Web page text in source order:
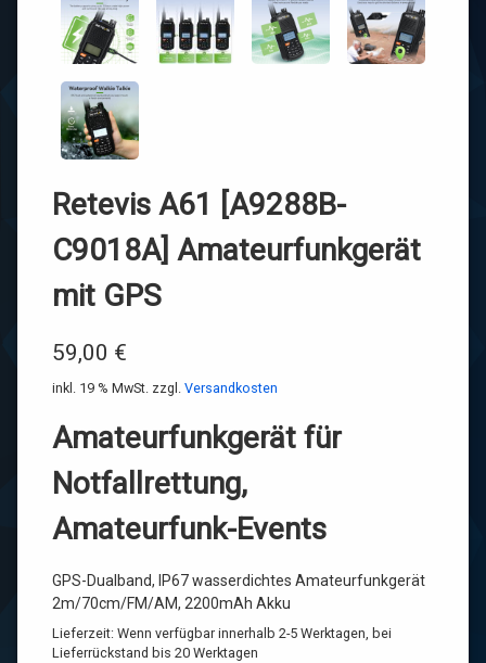
Retevis A61 [A9288B-
C9018A] Amateurfunkgerät
mit GPS
59,00 €
inkl. 19 % MwSt. zzgl. Versandkosten
Amateurfunkgerät für
Notfallrettung,
Amateurfunk-Events
GPS-Dualband, IP67 wasserdichtes Amateurfunkgerät
2m/70cm/FM/AM, 2200mAh Akku
Lieferzeit: Wenn verfügbar innerhalb 2-5 Werktagen, bei
Lieferrückstand bis 20 Werktagen